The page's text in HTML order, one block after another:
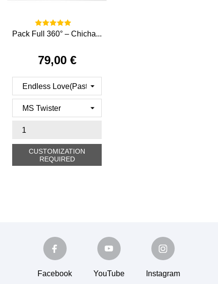
Pack Full 360° – Chicha...
79,00 €
CUSTOMIZATION
REQUIRED
Facebook YouTube Instagram